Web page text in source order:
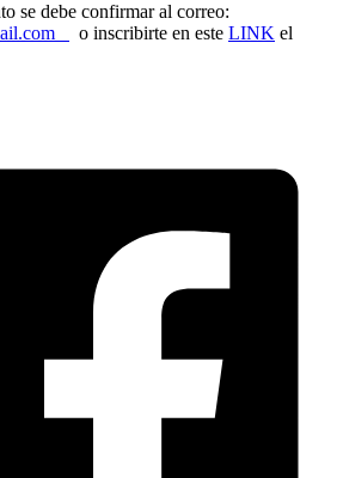
se debe confirmar al correo:
o inscribirte en este LINK el